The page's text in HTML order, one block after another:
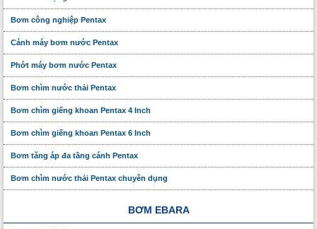
Bơm công nghiệp Pentax
Cánh máy bơm nước Pentax
Phớt máy bơm nước Pentax
Bơm chìm nước thải Pentax
Bơm chìm giếng khoan Pentax 4 Inch
Bơm chìm giếng khoan Pentax 6 Inch
Bơm tăng áp đa tầng cánh Pentax
Bơm chìm nước thải Pentax chuyên dụng
BƠM EBARA